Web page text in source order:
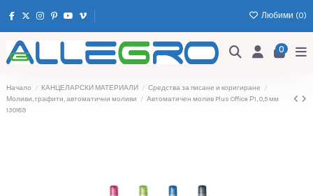
Любими (0)
0
Начало КАНЦЕЛАРСКИ МАТЕРИАЛИ
Средства за писане и коригиране
Моливи, графити, автоматични моливи
Автоматичен молив Plus Office Р1, 0,5 мм
130189